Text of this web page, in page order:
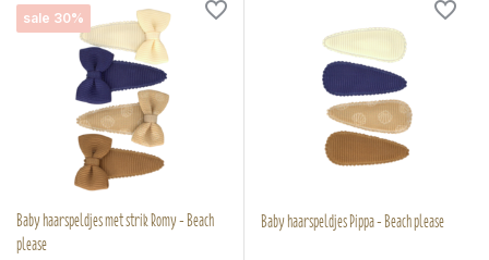
sale 30%
Baby haarspeldjes met strik Romy - Beach
please
Baby haarspeldjes Pippa - Beach please